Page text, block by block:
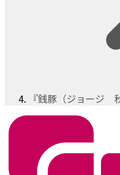
『銭豚（ジョージ